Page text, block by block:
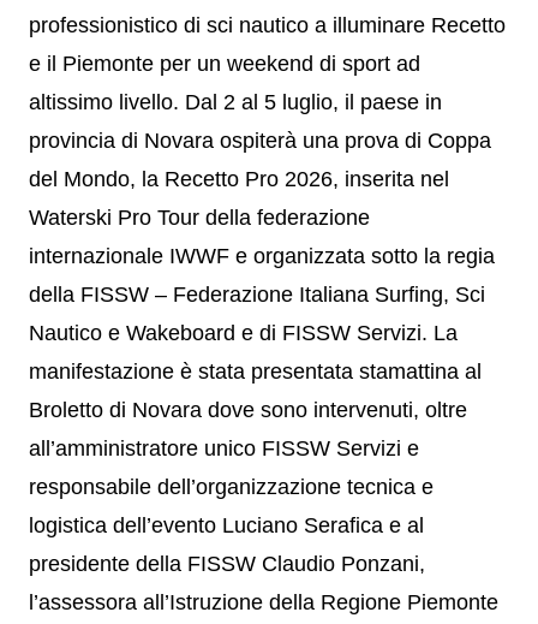
professionistico di sci nautico a illuminare Recetto
e il Piemonte per un weekend di sport ad
altissimo livello. Dal 2 al 5 luglio, il paese in
provincia di Novara ospiterà una prova di Coppa
del Mondo, la Recetto Pro 2026, inserita nel
Waterski Pro Tour della federazione
internazionale IWWF e organizzata sotto la regia
della FISSW – Federazione Italiana Surfing, Sci
Nautico e Wakeboard e di FISSW Servizi. La
manifestazione è stata presentata stamattina al
Broletto di Novara dove sono intervenuti, oltre
all’amministratore unico FISSW Servizi e
responsabile dell’organizzazione tecnica e
logistica dell’evento Luciano Serafica e al
presidente della FISSW Claudio Ponzani,
l’assessora all’Istruzione della Regione Piemonte